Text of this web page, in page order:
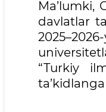
Ma’lumki,
davlatlar
“Turkiy